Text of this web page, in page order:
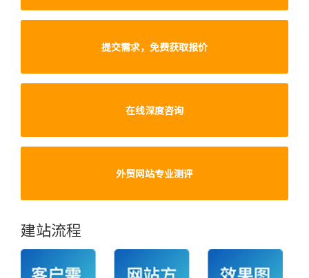
提交需求，免费获取报价
在线深度咨询
外贸网站专业测评
建站流程